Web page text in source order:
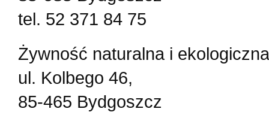
tel. 52 371 84 75
Żywność naturalna i ekologiczna
ul. Kolbego 46,
85-465 Bydgoszcz